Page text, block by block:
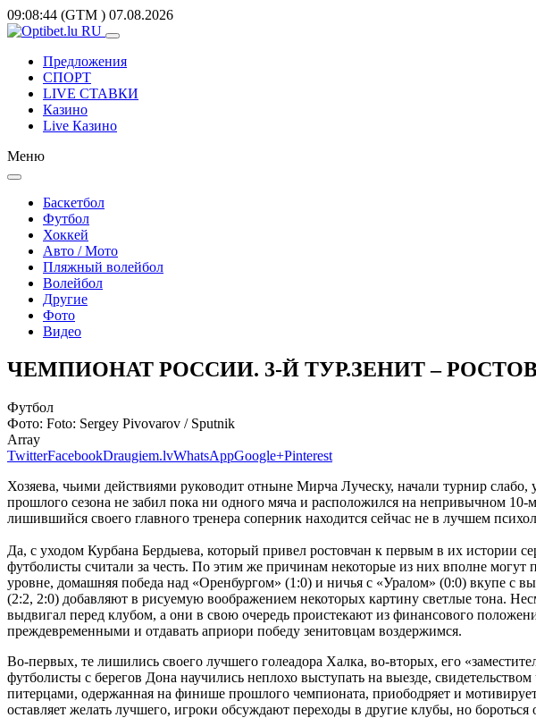
09:08:44 (GTM ) 07.08.2026
Предложения
СПОРТ
LIVE СТАВКИ
Казино
Live Казино
Меню
Баскетбол
Футбол
Хоккей
Авто / Мото
Пляжный волейбол
Волейбол
Другие
Фото
Видео
ЧЕМПИОНАТ РОССИИ. 3-Й ТУР.ЗЕНИТ –
Футбол
Фото: Foto: Sergey Pivovarov / Sputnik
Array
TwitterFacebookDraugiem.lvWhatsAppGoogle+Pinterest
Хозяева, чьими действиями руководит отныне Мирча Луческу, начали турнир
прошлого сезона не забил пока ни одного мяча и расположился на непривычном
лишившийся своего главного тренера соперник находится сейчас не в лучшем
Да, с уходом Курбана Бердыева, который привел ростовчан к первым в их истории
футболисты считали за честь. По этим же причинам некоторые из них вполне
уровне, домашняя победа над «Оренбургом» (1:0) и ничья с «Уралом» (0:0) вкупе с
(2:2, 2:0) добавляют в рисуемую воображением некоторых картину светлые тона.
выдвигал перед клубом, а они в свою очередь проистекают из финансового
преждевременными и отдавать априори победу зенитовцам воздержимся.
Во-первых, те лишились своего лучшего голеадора Халка, во-вторых, его
футболисты с берегов Дона научились неплохо выступать на выезде,
питерцами, одержанная на финише прошлого чемпионата, приободряет и
оставляет желать лучшего, игроки обсуждают переходы в другие клубы, но